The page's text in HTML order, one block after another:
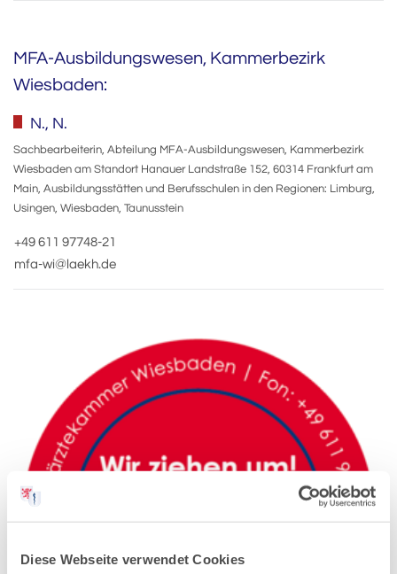
Diese Webseite verwendet Cookies
MFA-Ausbildungswesen, Kammerbezirk
Wiesbaden:
N., N.
Sachbearbeiterin, Abteilung MFA-Ausbildungswesen, Kammerbezirk
Wiesbaden am Standort Hanauer Landstraße 152, 60314 Frankfurt am
Main, Ausbildungsstätten und Berufsschulen in den Regionen: Limburg,
Usingen, Wiesbaden, Taunusstein
+49 611 97748-21
mfa-wi@laekh.de